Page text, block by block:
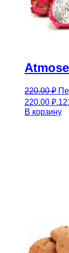
220.00₽
220.00 ₽.
В корзину